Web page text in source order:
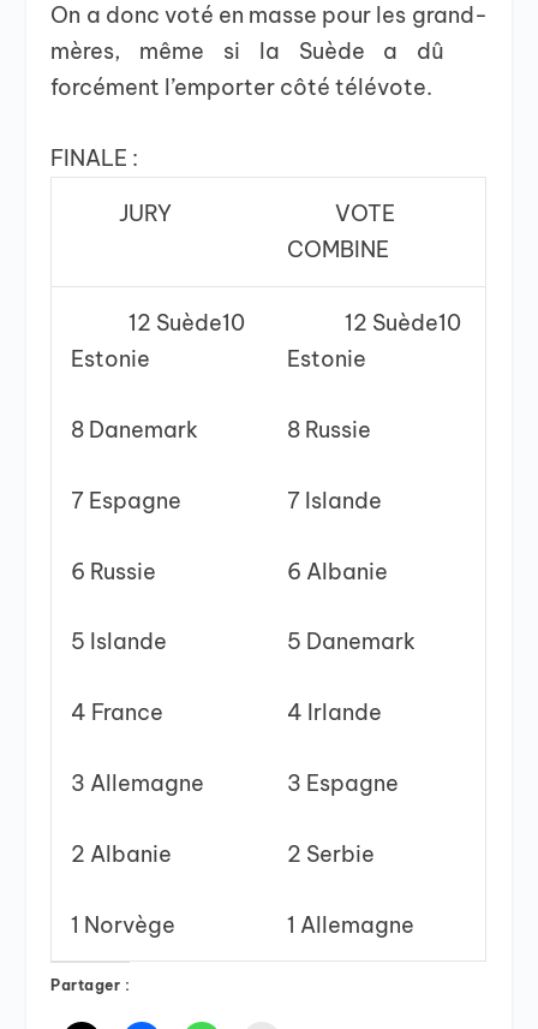
On a donc voté en masse pour les grand-
mères, même si la Suède a dû
forcément l’emporter côté télévote.
FINALE :
JURY
VOTE
COMBINE
12 Suède10
Estonie
8 Danemark
7 Espagne
6 Russie
5 Islande
4 France
3 Allemagne
2 Albanie
1 Norvège
12 Suède10
Estonie
8 Russie
7 Islande
6 Albanie
5 Danemark
4 Irlande
3 Espagne
2 Serbie
1 Allemagne
Partager :